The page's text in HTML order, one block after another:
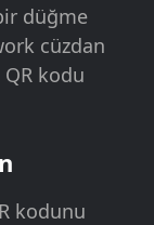
düğme
cüzdan
kodu
kodunu